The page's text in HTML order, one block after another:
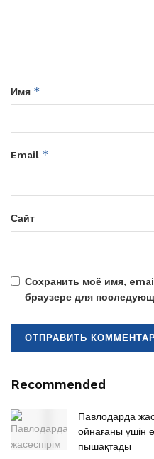
Имя *
Email *
Сайт
Сохранить моё имя,
браузере для
Recommended
Павлодарда
ойнағаны үшін
пышақтады